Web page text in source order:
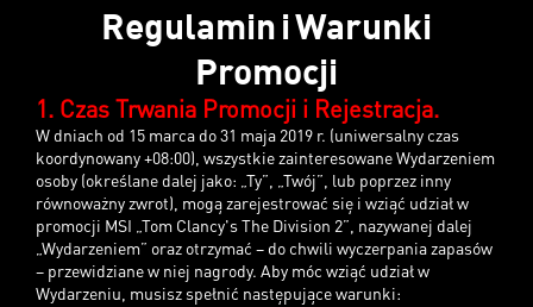
Regulamin i Warunki
Promocji
1. Czas Trwania Promocji i Rejestracja.
W dniach od 15 marca do 31 maja 2019 r. (uniwersalny czas
koordynowany +08:00), wszystkie zainteresowane Wydarzeniem
osoby (określane dalej jako: „Ty”, „Twój”, lub poprzez inny
równoważny zwrot), mogą zarejestrować się i wziąć udział w
promocji MSI „Tom Clancy's The Division 2”, nazywanej dalej
„Wydarzeniem” oraz otrzymać – do chwili wyczerpania zapasów
– przewidziane w niej nagrody. Aby móc wziąć udział w
Wydarzeniu, musisz spełnić następujące warunki: